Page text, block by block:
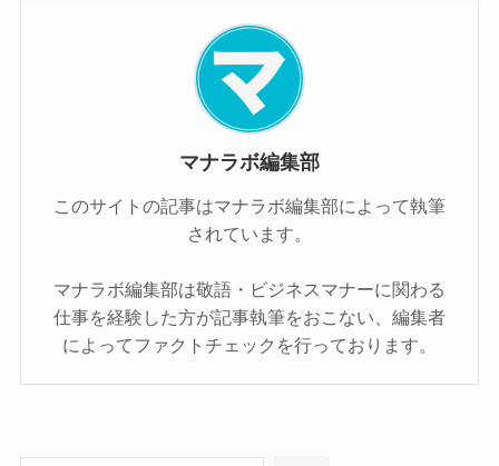
マナラボ編集部
このサイトの記事はマナラボ編集部によって執筆
されています。
マナラボ編集部は敬語・ビジネスマナーに関わる
仕事を経験した方が記事執筆をおこない、編集者
によってファクトチェックを行っております。